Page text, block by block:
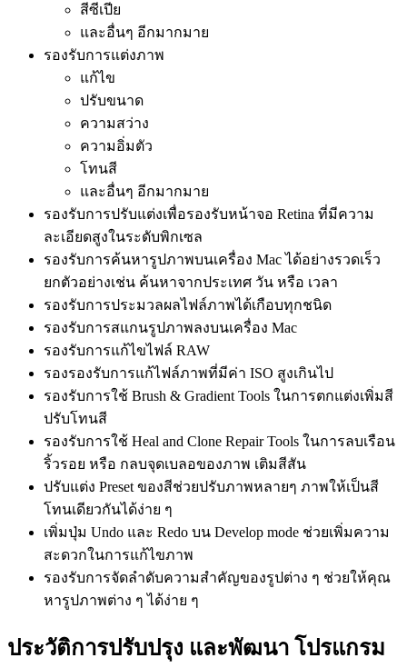
สีซีเปีย
และอื่นๆ อีกมากมาย
รองรับการแต่งภาพ
แก้ไข
ปรับขนาด
ความสว่าง
ความอิ่มตัว
โทนสี
และอื่นๆ อีกมากมาย
รองรับการปรับแต่งเพื่อรองรับหน้าจอ Retina ที่มีความ
ละเอียดสูงในระดับพิกเซล
รองรับการค้นหารูปภาพบนเครื่อง Mac ได้อย่างรวดเร็ว
ยกตัวอย่างเช่น ค้นหาจากประเทศ วัน หรือ เวลา
รองรับการประมวลผลไฟล์ภาพได้เกือบทุกชนิด
รองรับการสแกนรูปภาพลงบนเครื่อง Mac
รองรับการแก้ไขไฟล์ RAW
รองรองรับการแก้ไฟล์ภาพที่มีค่า ISO สูงเกินไป
รองรับการใช้ Brush & Gradient Tools ในการตกแต่งเพิ่มสี
ปรับโทนสี
รองรับการใช้ Heal and Clone Repair Tools ในการลบเรือน
ริ้วรอย หรือ กลบจุดเบลอของภาพ เติมสีสัน
ปรับแต่ง Preset ของสีช่วยปรับภาพหลายๆ ภาพให้เป็นสี
โทนเดียวกันได้ง่าย ๆ
เพิ่มปุ่ม Undo และ Redo บน Develop mode ช่วยเพิ่มความ
สะดวกในการแก้ไขภาพ
รองรับการจัดลำดับความสำคัญของรูปต่าง ๆ ช่วยให้คุณ
หารูปภาพต่าง ๆ ได้ง่าย ๆ
ประวัติการปรับปรุง และพัฒนา โปรแกรม